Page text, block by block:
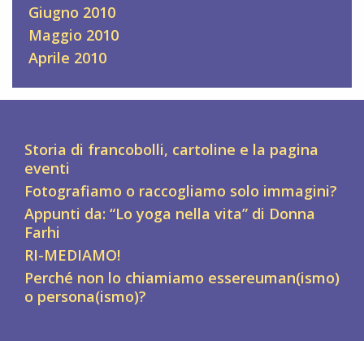
Giugno 2010
Maggio 2010
Aprile 2010
Storia di francobolli, cartoline e la pagina
eventi
Fotografiamo o raccogliamo solo immagini?
Appunti da: “Lo yoga nella vita” di Donna
Farhi
RI-MEDIAMO!
Perché non lo chiamiamo essereuman(ismo)
o persona(ismo)?